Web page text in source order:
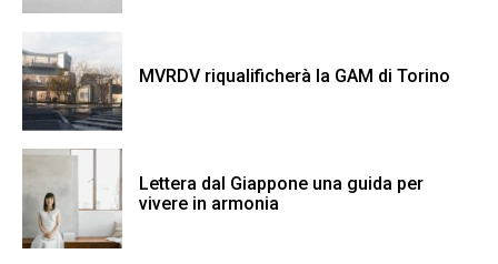
MVRDV riqualificherà la GAM di Torino
Lettera dal Giappone una guida per
vivere in armonia